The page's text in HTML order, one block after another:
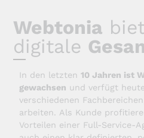
Webtonia
digitale
In den letzten10 Jahren ist
gewachsen und verfügt
verschiedenen
arbeiten. Als Kunde
Vorteilen einer Full-Service-